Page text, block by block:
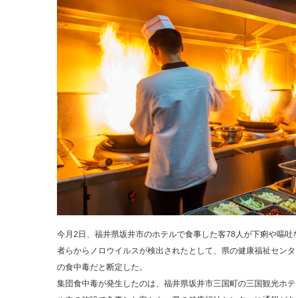
今月2日、福井県坂井市のホテルで食事した客78人が下痢や嘔
者らからノロウイルスが検出されたとして、県の健康福祉セン
の食中毒だと断定した。
集団食中毒が発生したのは、福井県坂井市三国町の三国観光ホ